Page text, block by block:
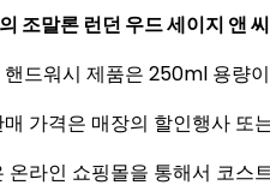
조말론 런던 우드 세이지 앤
드워시 제품은 250ml 용량
가격은 매장의 할인행사
라인 쇼핑몰을 통해서 코